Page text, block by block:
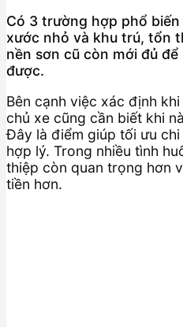
Có 3 trường hợp phổ
xước nhỏ và khu trú, tổn
nền sơn cũ còn mới đủ
được.
Bên cạnh việc xác định
chủ xe cũng cần biết khi
Đây là điểm giúp tối ưu
hợp lý. Trong nhiều tình
thiệp còn quan trọng hơn
tiền hơn.